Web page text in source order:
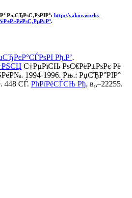
РљСЂРѕС‚РѕРІР°: http://yakov.works-
.
Рђ.Р’.
С†РµРїСЊ РѕС€РёР±РѕРє Рё
1994-1996. Рњ.: РџСЂР°РІР°
448 СЃ. РћРїРёСЃСЊ Рђ, в„–22255.